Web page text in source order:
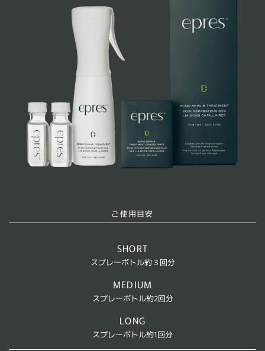
ご使用目安
SHORT
スプレーボトル約３回分
MEDIUM
スプレーボトル約2回分
LONG
スプレーボトル約1回分